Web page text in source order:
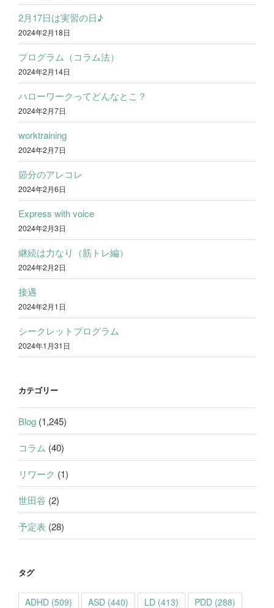
2月17日は実習の日♪
2024年2月18日
プログラム（コラム法）
2024年2月14日
ハローワークってどんなとこ？
2024年2月7日
worktraining
2024年2月7日
節分のアレコレ
2024年2月6日
Express with voice
2024年2月3日
継続は力なり（筋トレ編）
2024年2月2日
接遇
2024年2月1日
シークレットプログラム
2024年1月31日
カテゴリー
Blog (1,245)
コラム (40)
リワーク (1)
世田谷 (2)
予定表 (28)
タグ
ADHD (509) ASD (440) LD (413) PDD (288)